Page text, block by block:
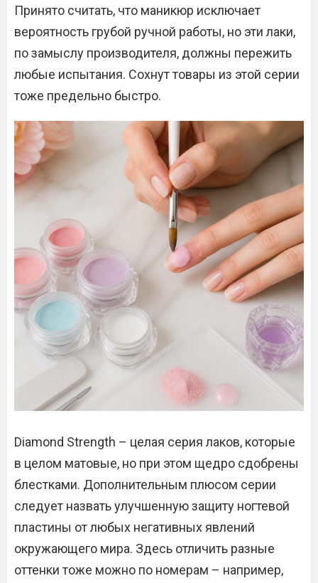
Принято считать, что маникюр исключает
вероятность грубой ручной работы, но эти лаки,
по замыслу производителя, должны пережить
любые испытания. Сохнут товары из этой серии
тоже предельно быстро.
Diamond Strength – целая серия лаков, которые
в целом матовые, но при этом щедро сдобрены
блестками. Дополнительным плюсом серии
следует назвать улучшенную защиту ногтевой
пластины от любых негативных явлений
окружающего мира. Здесь отличить разные
оттенки тоже можно по номерам – например,